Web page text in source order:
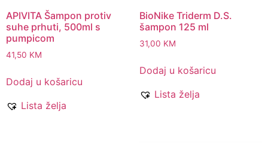
APIVITA Šampon protiv
suhe prhuti, 500ml s
pumpicom
41,50 KM
Dodaj u košaricu
Lista želja
BioNike Triderm D.S.
šampon 125 ml
31,00 KM
Dodaj u košaricu
Lista želja